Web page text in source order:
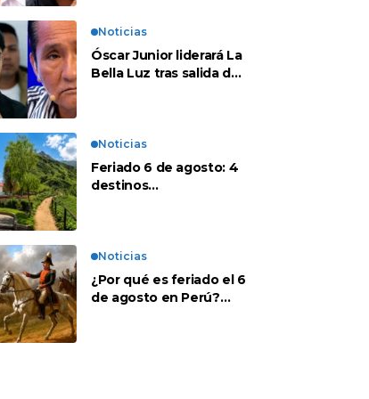
Noticias
Óscar Junior liderará La
Bella Luz tras salida de
Noticias
Feriado 6 de agosto: 4
destinos
Noticias
¿Por qué es feriado el 6
de agosto en Perú?